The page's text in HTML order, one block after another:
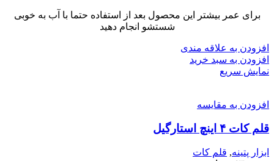
برای عمر بیشتر این محصول بعد از استفاده حتما با آب به خوبی
شستشو انجام دهید
افزودن به علاقه مندی
افزودن به سبد خرید
نمایش سریع
افزودن به مقایسه
قلم کات ۴ اینچ استارگیل
ابزار پتینه, قلم کات